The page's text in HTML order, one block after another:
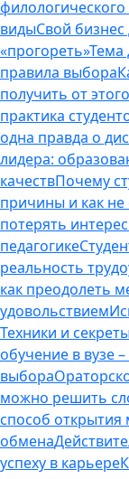
филологического
видыСвой бизнес
«прогореть»Тема
правила выбора
получить от
практика
одна правда о
лидера:
качествПочему
причины и как не
потерять
педагогике
реальность
как преодолеть
удовольствием
Техники и
обучение в вузе
выбора
можно решить
способ
обмена
успеху в карьере